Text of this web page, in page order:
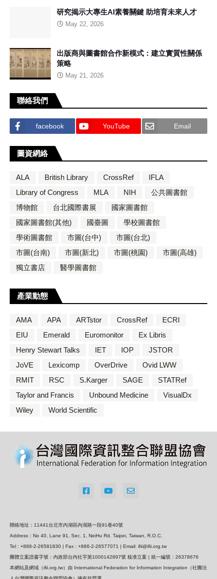
研究揭示大專生AI素養關鍵 助培育未來人才
May 22, 2026
出版商與圖書館合作新模式：建立實質性關係
策略
May 21, 2026
聯絡我們
facebook YouTube Email
圖資網絡
ALA British Library CrossRef
IFLA
Library of Congress
MLA NIH
公共圖書館
博物館
台北國際書展
國家圖書館
國家圖書館(其他)
國臺圖
學校圖書館
學術圖書館
市圖(台中)
市圖(台北)
市圖(台南)
市圖(新北) 市圖(桃園)
市圖(高雄)
獨立書店
醫學圖書館
產業動態
AMA APA ARTstor CrossRef
ECRI
EIU
Emerald Euromonitor
Ex Libris
Henry Stewart Talks
IET IOP
JSTOR
JoVE
Lexicomp OverDrive
Ovid LWW
RMIT
RSC S.Karger SAGE
STATRef
Taylor and Francis
Unbound Medicine
VisualDx
Wiley
World Scientific
聯絡地址：11441台北市內湖區內湖路一段91巷40號
Address：No 40, Lane 91, Sec. 1, NeiHu Rd. Taipei, Taiwan, R.O.C.
Tel : +886-2-26581830 | Fax : +886-2-26577071 | Email: ifii@ifii.org.tw
團體立案證書字號：內政部台內社字第1000142897號 核准立案 | 統一編號：26378676
本網站及網域（ifii.org.tw）由 International Federation for Information Integration（社團法